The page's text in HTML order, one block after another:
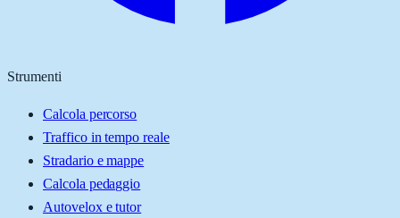
Strumenti
Calcola percorso
Traffico in tempo reale
Stradario e mappe
Calcola pedaggio
Autovelox e tutor